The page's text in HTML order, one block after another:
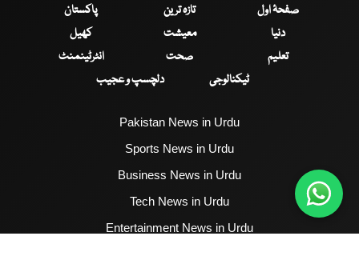
صفحۂ اول تازہ ترین
پاکستان
دنیا
معیشت
کھیل
تعلیم
صحت
انٹرٹینمنٹ
ٹیکنالوجی
دلچسپ و عجیب
Pakistan News in Urdu
Sports News in Urdu
Business News in Urdu
Tech News in Urdu
Entertainment News in Urdu